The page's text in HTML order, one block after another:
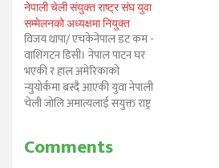
अमेरिकाको जर्जियाको
एटलाण्टास्थित नासिया (नेपालीज
एसोसिएसन इन साउथ इस्ट
अमेरिका) गरेको अन्तरक्रिया
कार्यक्रममा प्रधानलाई
सहभागीहरुले बधाई दिनुको साथै
भब्य स्वागत गरेका थिए। दूरसंबाद
नेपाली चेली संयुक्त राष्ट्र संघ युवा
सम्मेलनको अध्यक्षमा नियुक्त
विजय थापा/ एचकेनेपाल डट कम -
वाशिंगटन डिसी। नेपाल पाटन घर
भएकी र हाल अमेरिकाको
न्युयोर्कमा बस्दै आएकी युवा नेपाली
चेली जोलि अमात्यलाई सयुक्त राष्ट्र
सयुक्त राष्ट्र संघको इतिहासमै
Comments